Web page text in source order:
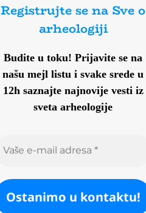
Registrujte se na Sve o
arheologiji
Budite u toku! Prijavite se na
našu mejl listu i svake srede u
12h saznajte najnovije vesti iz
sveta arheologije